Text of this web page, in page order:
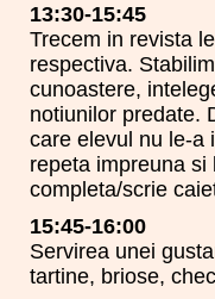
13:30-15:45
Trecem in revista
respectiva.
cunoastere,
notiunilor predate.
care elevul nu le-a
repeta impreuna si
completa/scrie
15:45-16:00
Servirea unei
tartine, briose,